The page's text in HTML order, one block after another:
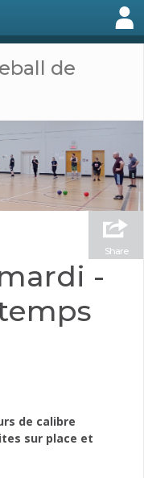
de
Share
-
de calibre
sur place et